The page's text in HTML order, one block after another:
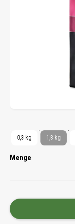
0,3 kg 1,8 kg
Menge